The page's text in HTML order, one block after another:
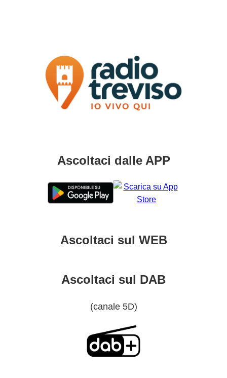
Ascoltaci dalle APP
Ascoltaci sul WEB
Ascoltaci sul DAB
(canale 5D)